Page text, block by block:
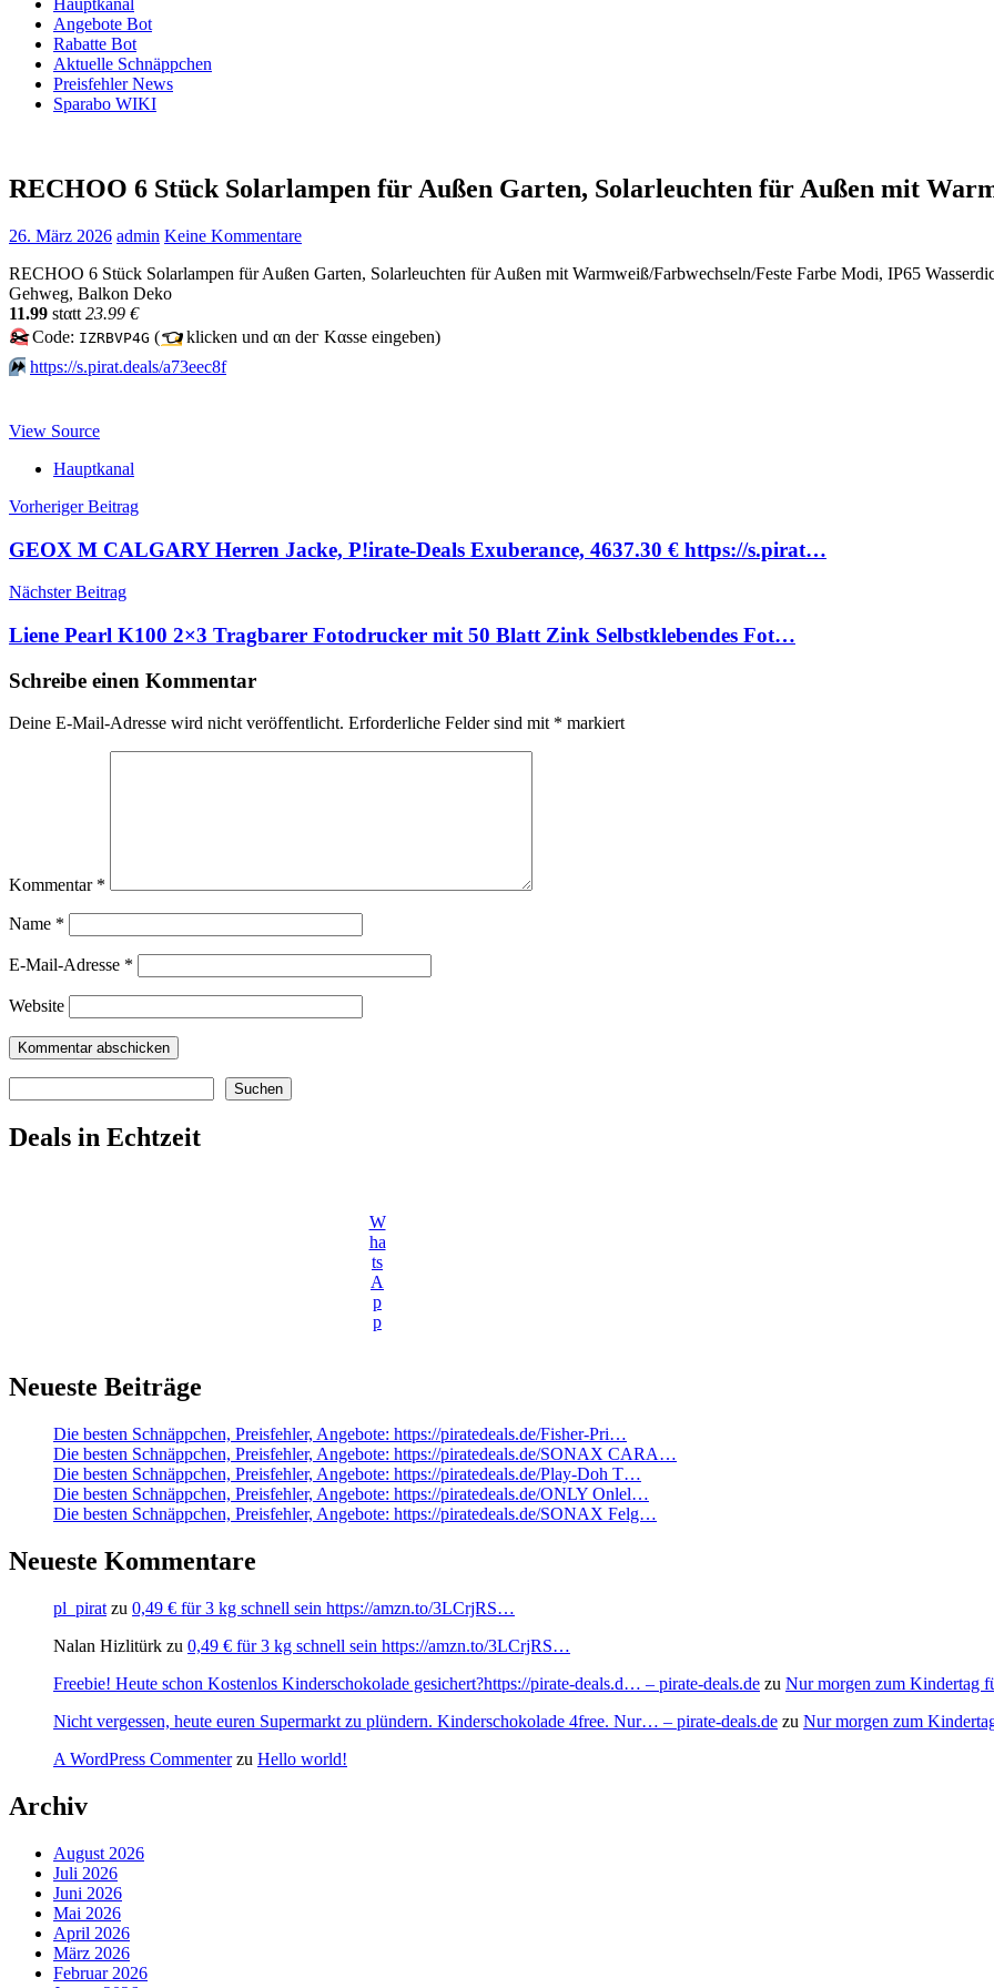
Hauptkanal
Angebote Bot
Rabatte Bot
Aktuelle Schnäppchen
Preisfehler News
Sparabo WIKI
RECHOO 6 Stück Solarlampen für Außen Garten, Solarleuchten für Außen mit
26. März 2026 admin Keine Kommentare
RECHOO 6 Stück Solarlampen für Außen Garten, Solarleuchten für Außen mit Warmweiß/Farbwechseln/Feste Farbe Modi, IP65
Gehweg, Balkon Deko
11.99 stαtt 23.99 €
✂️Code: IZRBVP4G (👈klicken und αn dег Kαssе еingеbеn)
⏩️ https://s.pirat.deals/a73eec8f
View Source
Hauptkanal
Beitragsnavigation
Vorheriger Beitrag
GEOX M CALGARY Herren Jacke, P!irate-Deals Exuberance, 4637.30 € https://s.pirat…
Nächster Beitrag
Liene Pearl K100 2×3 Tragbarer Fotodrucker mit 50 Blatt Zink Selbstklebendes Fot…
Schreibe einen Kommentar
Deine E-Mail-Adresse wird nicht veröffentlicht. Erforderliche Felder sind mit * markiert
Kommentar *
Name *
E-Mail-Adresse *
Website
Suchen
Deals in Echtzeit
W
ha
ts
A
p
p
Neueste Beiträge
Die besten Schnäppchen, Preisfehler, Angebote: https://piratedeals.de/Fisher-Pri…
Die besten Schnäppchen, Preisfehler, Angebote: https://piratedeals.de/SONAX CARA…
Die besten Schnäppchen, Preisfehler, Angebote: https://piratedeals.de/Play-Doh T…
Die besten Schnäppchen, Preisfehler, Angebote: https://piratedeals.de/ONLY Onlel…
Die besten Schnäppchen, Preisfehler, Angebote: https://piratedeals.de/SONAX Felg…
Neueste Kommentare
pl_pirat zu 0,49 € für 3 kg schnell sein https://amzn.to/3LCrjRS…
Nalan Hizlitürk zu 0,49 € für 3 kg schnell sein https://amzn.to/3LCrjRS…
Freebie! Heute schon Kostenlos Kinderschokolade gesichert?https://pirate-deals.d… – pirate-deals.de zu Nur morgen zum Kindertag
Nicht vergessen, heute euren Supermarkt zu plündern. Kinderschokolade 4free. Nur… – pirate-deals.de zu Nur morgen zum
A WordPress Commenterzu Hello world!
Archiv
August 2026
Juli 2026
Juni 2026
Mai 2026
April 2026
März 2026
Februar 2026